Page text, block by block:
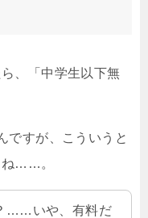
、「中学生以下無
ですが、こういうと
ね……。
……いや、有料だ